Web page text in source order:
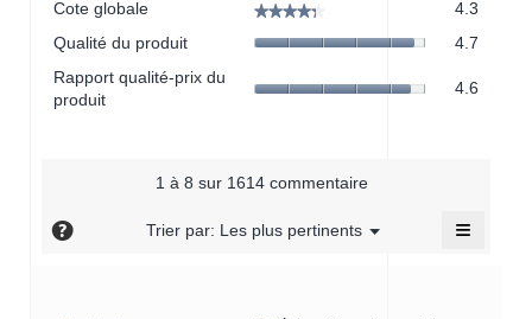
Cote globale ★★★★★
★★★★★ 4.3
Qualité du produit 4.7
Rapport qualité-prix du
produit
4.6
1 à 8 sur 1614 commentaire
? Trier par: Les plus pertinents ▼
Menu ≡